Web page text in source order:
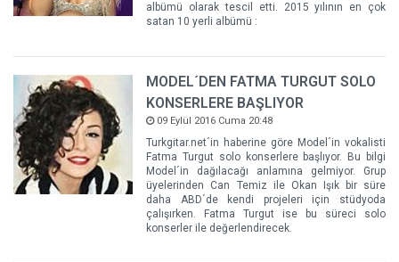
albümü olarak tescil etti. 2015 yılının en çok
satan 10 yerli albümü :
MODEL´DEN FATMA TURGUT SOLO
KONSERLERE BAŞLIYOR
09 Eylül 2016 Cuma 20:48
Turkgitar.net´in haberine göre Model´in vokalisti
Fatma Turgut solo konserlere başlıyor. Bu bilgi
Model´in dağılacağı anlamına gelmiyor. Grup
üyelerinden Can Temiz ile Okan Işık bir süre
daha ABD´de kendi projeleri için stüdyoda
çalışırken. Fatma Turgut ise bu süreci solo
konserler ile değerlendirecek.